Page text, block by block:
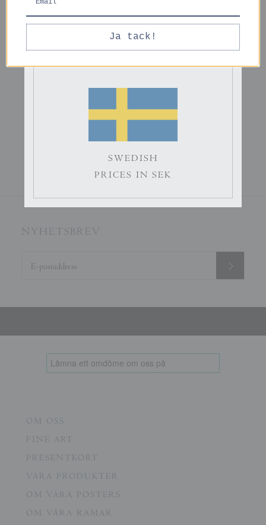
Passepartout
Passepartout
949 kr
NYHETSBREV
OM OSS
FINE ART
PRESENTKORT
VÅRA PRODUKTER
OM VÅRA POSTERS
OM VÅRA RAMAR
ENGLISH
PRICES IN EURO
SWEDISH
PRICES IN SEK
Ja tack!